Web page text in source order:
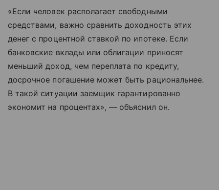
«Если человек располагает свободными
средствами, важно сравнить доходность этих
денег с процентной ставкой по ипотеке. Если
банковские вклады или облигации приносят
меньший доход, чем переплата по кредиту,
досрочное погашение может быть рациональнее.
В такой ситуации заемщик гарантированно
экономит на процентах», — объяснил он.